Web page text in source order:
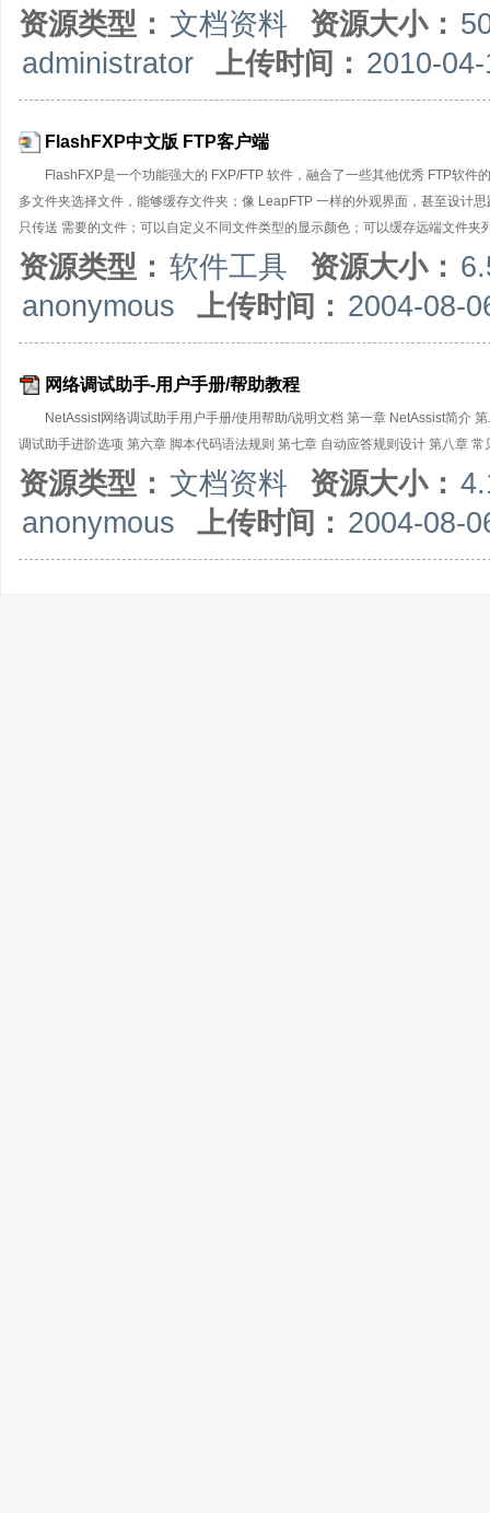
函数详解 7 应答规则设计实例 ●在线帮助文档： 《野人家园-自动应答规则-在
资源类型： 文档资料 资源大小：
administrator
上传时间： 2010-
FlashFXP中文版 FTP客户端
FlashFXP是一个功能强大的 FXP/FTP 软件，融合了一些其他优秀 FTP软
多文件夹选择文件，能够缓存文件夹；像 LeapFTP 一样的外观界面，甚至设计
只传送 需要的文件；可以自定义不同文件类型的显示颜色；可以缓存远端文件
资源类型： 软件工具 资源大小：
anonymous
上传时间： 2004-08-
网络调试助手-用户手册/帮助教程
NetAssist网络调试助手用户手册/使用帮助/说明文档 第一章 NetAssist简介
调试助手进阶选项 第六章 脚本代码语法规则 第七章 自动应答规则设计 第八章 常
资源类型： 文档资料 资源大小：
anonymous
上传时间： 2004-08-